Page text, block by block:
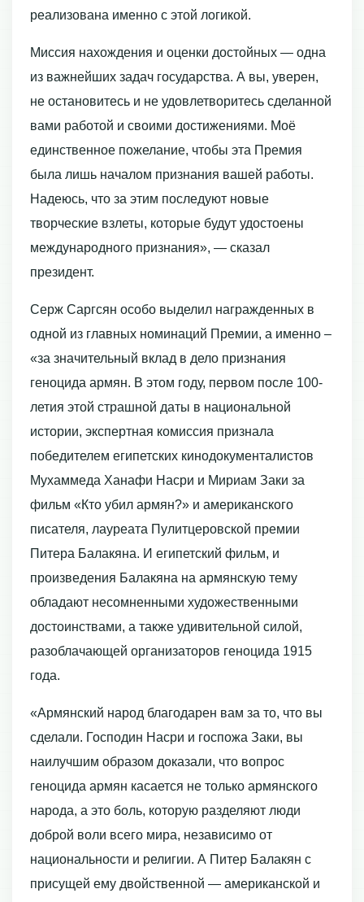
реализована именно с этой логикой.
Миссия нахождения и оценки достойных — одна
из важнейших задач государства. А вы, уверен,
не остановитесь и не удовлетворитесь сделанной
вами работой и своими достижениями. Моё
единственное пожелание, чтобы эта Премия
была лишь началом признания вашей работы.
Надеюсь, что за этим последуют новые
творческие взлеты, которые будут удостоены
международного признания», — сказал
президент.
Серж Саргсян особо выделил награжденных в
одной из главных номинаций Премии, а именно –
«за значительный вклад в дело признания
геноцида армян. В этом году, первом после 100-
летия этой страшной даты в национальной
истории, экспертная комиссия признала
победителем египетских кинодокументалистов
Мухаммеда Ханафи Насри и Мириам Заки за
фильм «Кто убил армян?» и американского
писателя, лауреата Пулитцеровской премии
Питера Балакяна. И египетский фильм, и
произведения Балакяна на армянскую тему
обладают несомненными художественными
достоинствами, а также удивительной силой,
разоблачающей организаторов геноцида 1915
года.
«Армянский народ благодарен вам за то, что вы
сделали. Господин Насри и госпожа Заки, вы
наилучшим образом доказали, что вопрос
геноцида армян касается не только армянского
народа, а это боль, которую разделяют люди
доброй воли всего мира, независимо от
национальности и религии. А Питер Балакян с
присущей ему двойственной — американской и